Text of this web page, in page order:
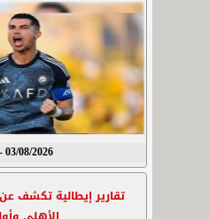
03/08/2026 - 7:34 م
تقارير إيطالية تكشف